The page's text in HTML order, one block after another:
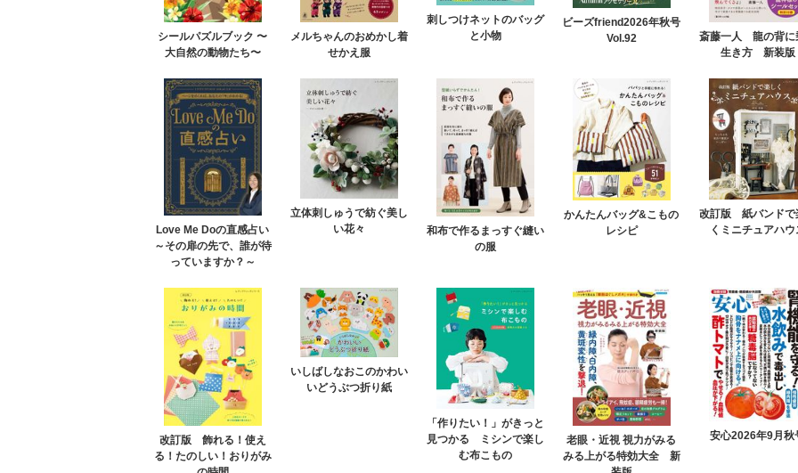
シールパズルブック 〜
大自然の動物たち〜
メルちゃんのおめかし着
せかえ服
刺しつけネットのバッグ
と小物
ビーズfriend2026年秋号
Vol.92
斎藤一人 龍の背に
生き方 新装版
Love Me Doの直感占い
～その扉の先で、誰が待
っていますか？～
立体刺しゅうで紡ぐ美し
い花々
和布で作るまっすぐ縫い
の服
かんたんバッグ&こもの
レシピ
改訂版 紙バンドで
くミニチュアハウ
改訂版 飾れる！使え
る！たのしい！おりがみ
いしばしなおこのかわい
いどうぶつ折り紙
「作りたい！」がきっと
見つかる ミシンで楽し
む布こもの
老眼・近視 視力がみる
みる上がる特効大全 新
安心2026年9月秋